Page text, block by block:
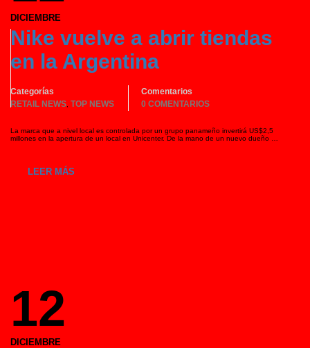
DICIEMBRE
Nike vuelve a abrir tiendas
en la Argentina
Categorías
RETAIL NEWS TOP NEWS
Comentarios
0 COMENTARIOS
La marca que a nivel local es controlada por un grupo panameño invertirá US$2,5
millones en la apertura de un local en Unicenter. De la mano de un nuevo dueño …
LEER MÁS
12
DICIEMBRE